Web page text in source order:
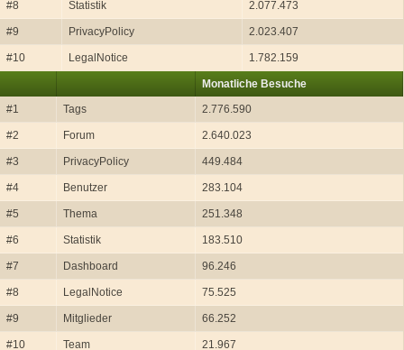
#8 Statistik 2.077.473
#9 PrivacyPolicy 2.023.407
#10 LegalNotice 1.782.159
Monatliche Besuche
#1 Tags 2.776.590
#2 Forum 2.640.023
#3 PrivacyPolicy 449.484
#4 Benutzer 283.104
#5 Thema 251.348
#6 Statistik 183.510
#7 Dashboard 96.246
#8 LegalNotice 75.525
#9 Mitglieder 66.252
#10 Team 21.967